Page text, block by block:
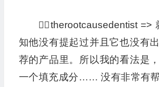
👩‍⚕️therootcausedentist =>
知他没有提起过并且它也没有
荐的产品里。所以我的看法是
一个填充成分…… 没有非常有